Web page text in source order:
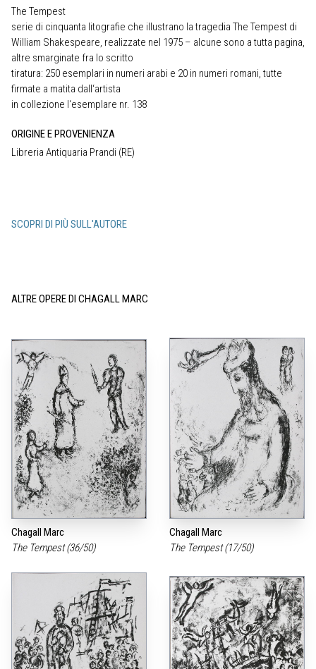
The Tempest
serie di cinquanta litografie che illustrano la tragedia The Tempest di
William Shakespeare, realizzate nel 1975 – alcune sono a tutta pagina,
altre smarginate fra lo scritto
tiratura: 250 esemplari in numeri arabi e 20 in numeri romani, tutte
firmate a matita dall‘artista
in collezione l‘esemplare nr. 138
ORIGINE E PROVENIENZA
Libreria Antiquaria Prandi (RE)
SCOPRI DI PIÙ SULL'AUTORE
ALTRE OPERE DI CHAGALL MARC
Chagall Marc
The Tempest (36/50)
Chagall Marc
The Tempest (17/50)